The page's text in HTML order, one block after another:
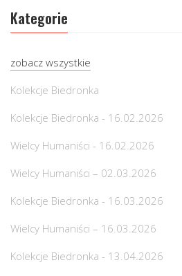
Kategorie
zobacz wszystkie
Kolekcje Biedronka
Kolekcje Biedronka - 16.02.2026
Wielcy Humaniści - 16.02.2026
Wielcy Humaniści – 02.03.2026
Kolekcje Biedronka - 16.03.2026
Wielcy Humaniści – 16.03.2026
Kolekcje Biedronka - 13.04.2026